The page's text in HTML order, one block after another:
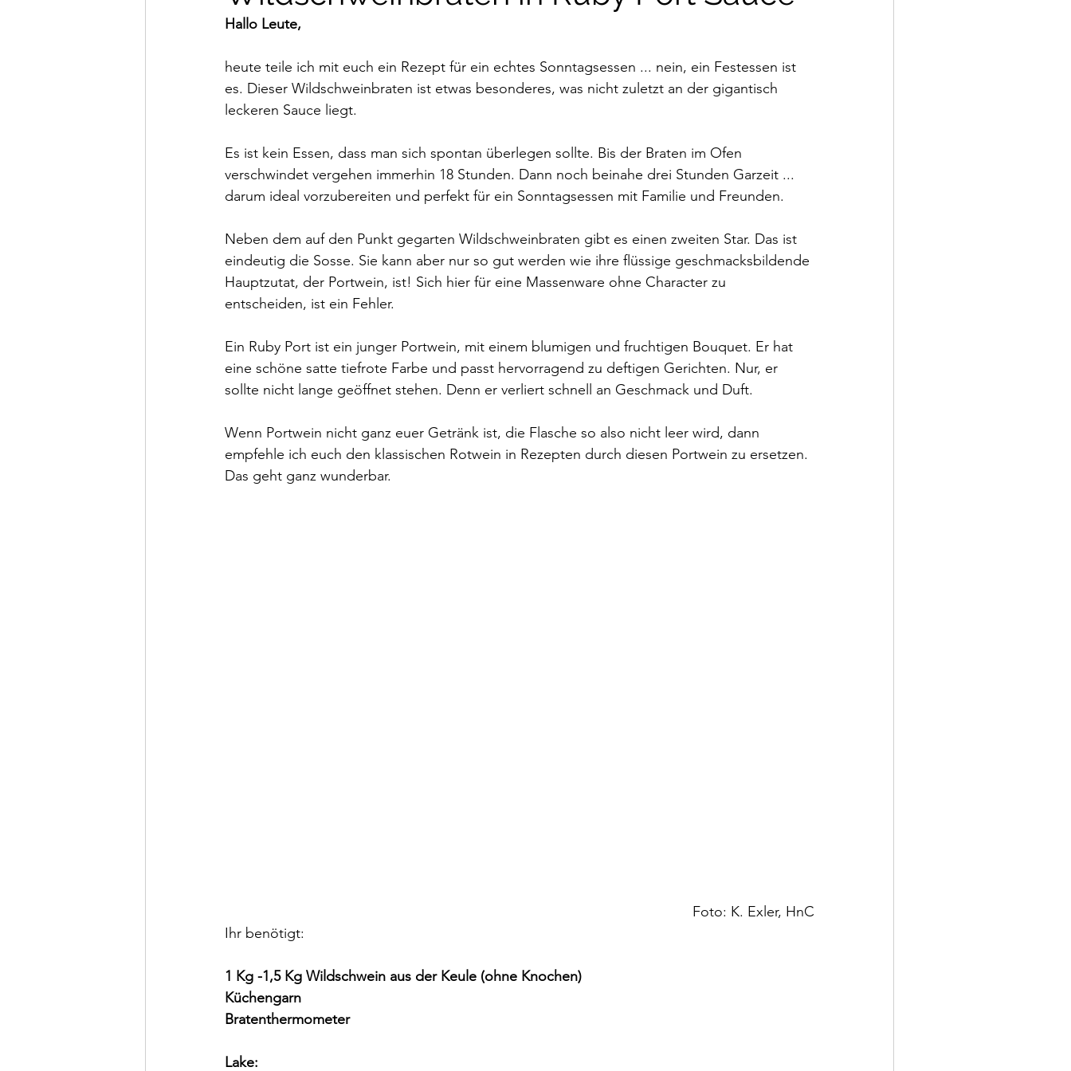
Hallo Leute,
heute teile ich mit euch ein Rezept für ein echtes Sonntagsessen ... nein, ein Festessen ist
es. Dieser Wildschweinbraten ist etwas besonderes, was nicht zuletzt an der gigantisch
leckeren Sauce liegt.
Es ist kein Essen, dass man sich spontan überlegen sollte. Bis der Braten im Ofen
verschwindet vergehen immerhin 18 Stunden. Dann noch beinahe drei Stunden Garzeit ...
darum ideal vorzubereiten und perfekt für ein Sonntagsessen mit Familie und Freunden.
Neben dem auf den Punkt gegarten Wildschweinbraten gibt es einen zweiten Star. Das ist
eindeutig die Sosse. Sie kann aber nur so gut werden wie ihre flüssige geschmacksbildende
Hauptzutat, der Portwein, ist! Sich hier für eine Massenware ohne Character zu
entscheiden, ist ein Fehler.
Ein Ruby Port ist ein junger Portwein, mit einem blumigen und fruchtigen Bouquet. Er hat
eine schöne satte tiefrote Farbe und passt hervorragend zu deftigen Gerichten. Nur, er
sollte nicht lange geöffnet stehen. Denn er verliert schnell an Geschmack und Duft.
Wenn Portwein nicht ganz euer Getränk ist, die Flasche so also nicht leer wird, dann
empfehle ich euch den klassischen Rotwein in Rezepten durch diesen Portwein zu ersetzen.
Das geht ganz wunderbar.
Foto: K. Exler, HnC
Ihr benötigt:
1 Kg -1,5 Kg Wildschwein aus der Keule (ohne Knochen)
Küchengarn
Bratenthermometer
Lake: